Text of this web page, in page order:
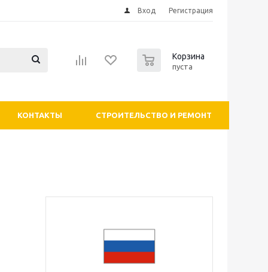
Вход Регистрация
Корзина
пуста
КОНТАКТЫ СТРОИТЕЛЬСТВО И РЕМОНТ